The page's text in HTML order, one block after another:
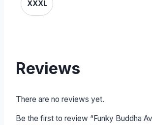
XXXL
Reviews
There are no reviews yet.
Be the first to review “Funky Buddha